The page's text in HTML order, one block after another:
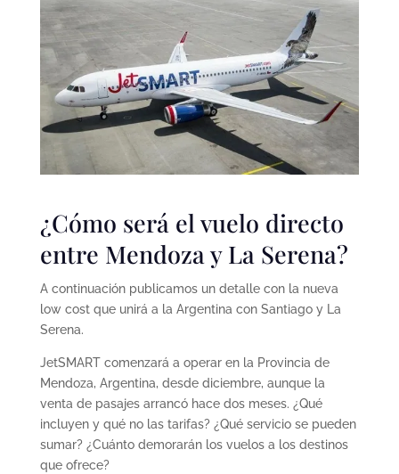
¿Cómo será el vuelo directo
entre Mendoza y La Serena?
A continuación publicamos un detalle con la nueva
low cost que unirá a la Argentina con Santiago y La
Serena.
JetSMART comenzará a operar en la Provincia de
Mendoza, Argentina, desde diciembre, aunque la
venta de pasajes arrancó hace dos meses. ¿Qué
incluyen y qué no las tarifas? ¿Qué servicio se pueden
sumar? ¿Cuánto demorarán los vuelos a los destinos
que ofrece?